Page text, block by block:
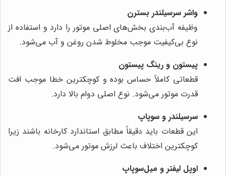
واشر سرسیلندر بسترن
وظیفه آب‌بندی بخش‌های اصلی موتور را دارد و استفاده از
نوع بی‌کیفیت موجب مخلوط شدن روغن و آب می‌شود.
پیستون و رینگ پیستون
قطعاتی کاملاً حساس بوده و کوچکترین خطا موجب افت
قدرت موتور می‌شود. نوع اصلی دوام بالا دارد.
سرسیلندر و سوپاپ
این قطعات باید دقیقاً مطابق استاندارد کارخانه باشند زیرا
کوچکترین اختلاف باعث لرزش موتور می‌شود.
اوپل لیفتر و میل‌سوپاپ